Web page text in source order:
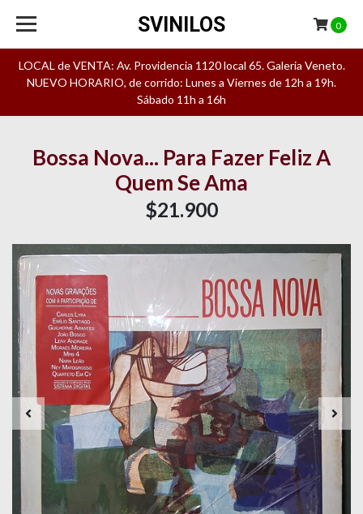
LOCAL de VENTA: Av. Providencia 1120 local 65. Galeria Veneto.
NUEVO HORARIO, de corrido: Lunes a Viernes de 12h a 19h.
Sábado 11h a 16h
SVINILOS 0
Bossa Nova... Para Fazer Feliz A
Quem Se Ama
$21.900